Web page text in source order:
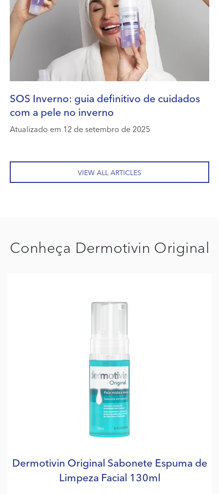
SOS Inverno: guia definitivo de cuidados
com a pele no inverno
Atualizado em 12 de setembro de 2025
VIEW ALL ARTICLES
Conheça Dermotivin Original
Dermotivin Original Sabonete Espuma de
Limpeza Facial 130ml